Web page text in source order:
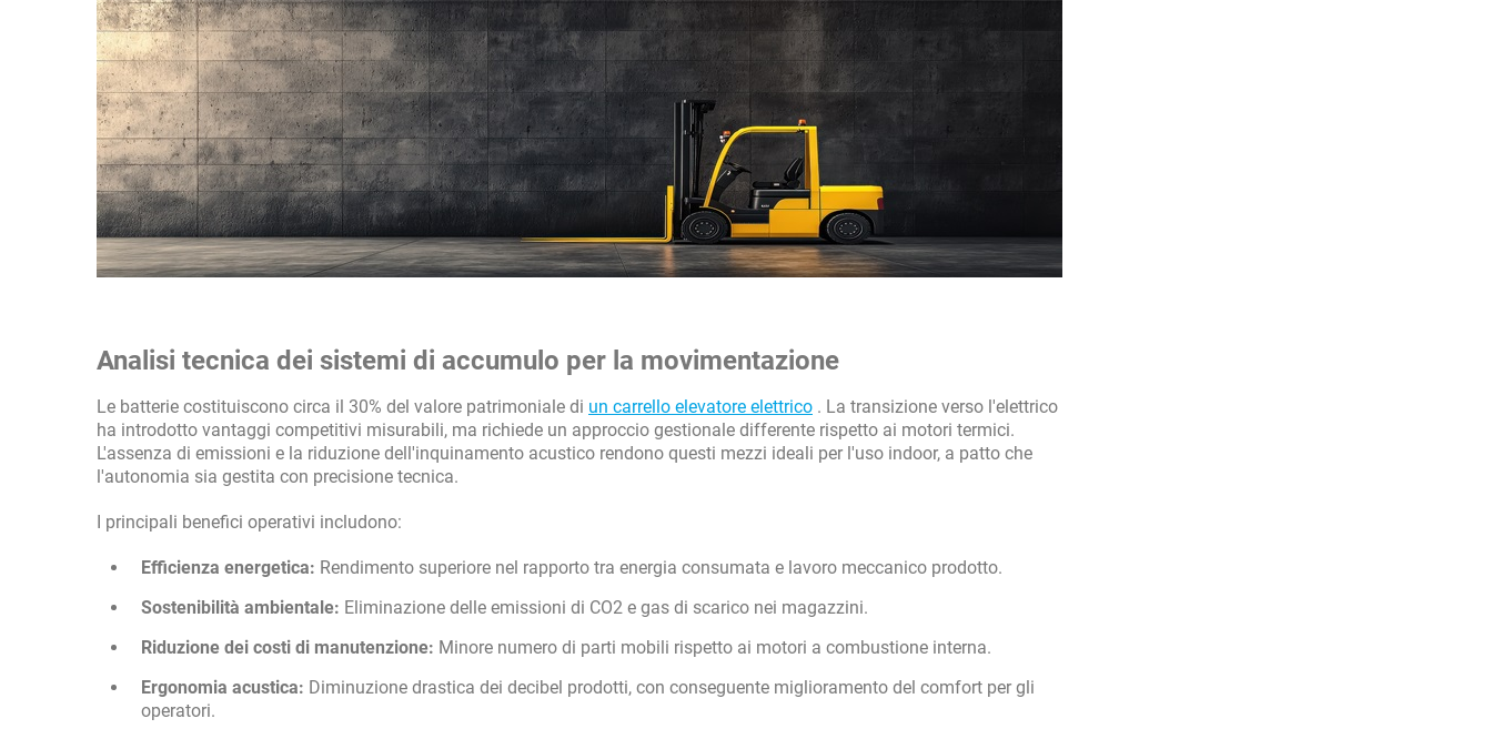
Analisi tecnica dei sistemi di accumulo per la movimentazione
Le batterie costituiscono circa il 30% del valore patrimoniale di un carrello elevatore elettrico . La transizione verso l'elettrico
ha introdotto vantaggi competitivi misurabili, ma richiede un approccio gestionale differente rispetto ai motori termici.
L'assenza di emissioni e la riduzione dell'inquinamento acustico rendono questi mezzi ideali per l'uso indoor, a patto che
l'autonomia sia gestita con precisione tecnica.
I principali benefici operativi includono:
Efficienza energetica: Rendimento superiore nel rapporto tra energia consumata e lavoro meccanico prodotto.
Sostenibilità ambientale: Eliminazione delle emissioni di CO2 e gas di scarico nei magazzini.
Riduzione dei costi di manutenzione: Minore numero di parti mobili rispetto ai motori a combustione interna.
Ergonomia acustica: Diminuzione drastica dei decibel prodotti, con conseguente miglioramento del comfort per gli
operatori.